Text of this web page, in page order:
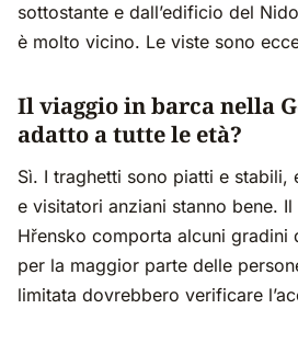
sottostante e dall’edificio del
è molto vicino. Le viste sono
Il viaggio in barca nella
adatto a tutte le età?
Sì. I traghetti sono piatti e
e visitatori anziani stanno bene.
Hřensko comporta alcuni
per la maggior parte delle
limitata dovrebbero verificare